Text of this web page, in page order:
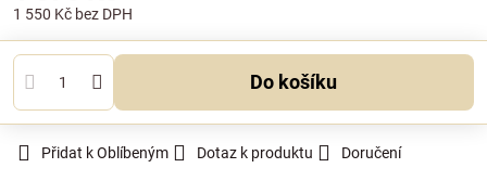
1 550 Kč bez DPH
Do košíku
Přidat k Oblíbeným Dotaz k produktu Doručení